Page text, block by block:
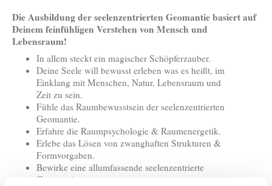
Die Ausbildung der seelenzentrierten Geomantie basiert auf
Deinem feinfühligen Verstehen von Mensch und
Lebensraum!
In allem steckt ein magischer Schöpferzauber.
Deine Seele will bewusst erleben was es heißt, im
Einklang mit Menschen, Natur, Lebensraum und
Zeit zu sein.
Fühle das Raumbewusstsein der seelenzentrierten
Geomantie.
Erfahre die Raumpsychologie & Raumenergetik.
Erlebe das Lösen von zwanghaften Strukturen &
Formvorgaben.
Bewirke eine allumfassende seelenzentrierte
Geomantie.